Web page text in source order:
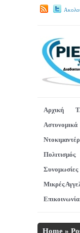
Αρχική
Αστυνομικά
Ντοκιμαντέρ
Πολιτισμός
Συνομωσίες
Μικρές
Επικοινωνία
Home »